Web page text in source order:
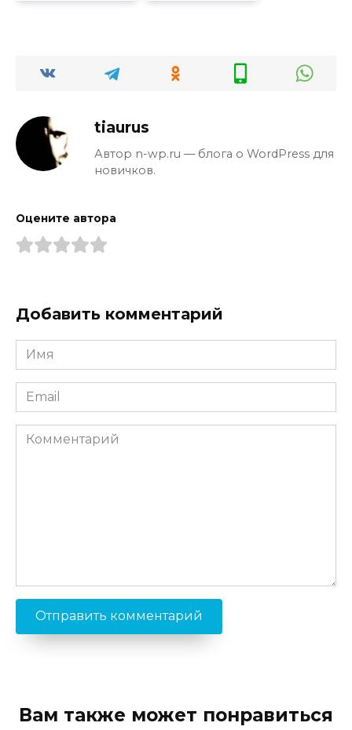
tiaurus
Автор n-wp.ru — блога о WordPress для
новичков.
Оцените автора
Добавить комментарий
Имя
*
Email
*
Комментарий
Вам также может понравиться